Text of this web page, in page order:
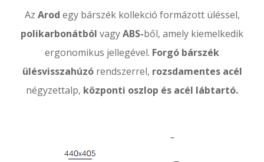
Az Arod egy bárszék kollekció formázott üléssel,
polikarbonátból vagyABS-ből, amely kiemelkedik
ergonomikus jellegével. Forgó bárszék
ülésvisszahúzó rendszerrel, rozsdamentes acél
négyzettalp, központi oszlop és acél lábtartó.